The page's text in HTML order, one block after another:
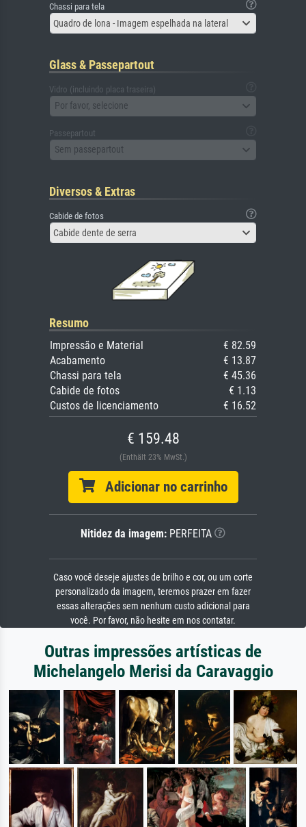
Chassi para tela
Quadro de lona - Imagem espelhada na lateral
Glass & Passepartout
Vidro (incluindo placa traseira)
Por favor, selecione
Passepartout
Sem passepartout
Diversos & Extras
Cabide de fotos
Cabide dente de serra
Resumo
Impressão e Material
€ 82.59
Acabamento
€ 13.87
Chassi para tela
€ 45.36
Cabide de fotos
€ 1.13
Custos de licenciamento
€ 16.52
€ 159.48
(Enthält 23% MwSt.)
Adicionar no carrinho
Nitidez da imagem: PERFEITA
Caso você deseje ajustes de brilho e cor, ou um corte
personalizado da imagem, teremos prazer em fazer
essas alterações sem nenhum custo adicional para
você. Por favor, não hesite em nos contatar.
Outras impressões artísticas de
Michelangelo Merisi da Caravaggio